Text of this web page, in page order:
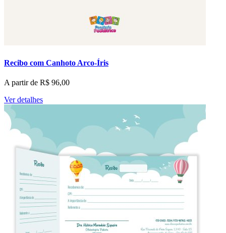
Recibo com Canhoto Arco-Íris
A partir de R$ 96,00
Ver detalhes